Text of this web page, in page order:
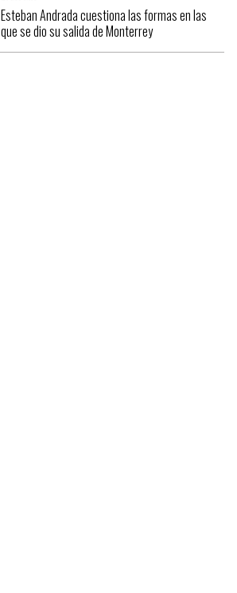
Esteban Andrada cuestiona las formas en las
que se dio su salida de Monterrey